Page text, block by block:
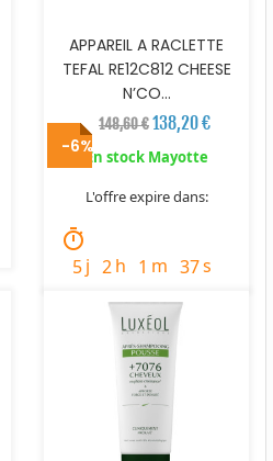
APPAREIL A RACLETTE
TEFAL RE12C812 CHEESE
N’CO...
148,60 €138,20 €
En stock Mayotte
L'offre expire dans:
timer
5j 2h 1 m 36s
-6%